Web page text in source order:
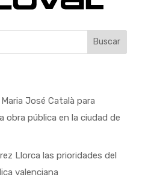
Buscar
José Català para
obra pública en la ciudad de
Llorca las prioridades del
valenciana